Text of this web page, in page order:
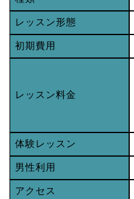
レッスン形態
初期費用
レッスン料金
体験レッスン
男性利用
アクセス